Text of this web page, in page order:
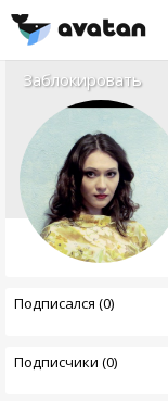
Заблокировать
Подписался (0)
Подписчики (0)